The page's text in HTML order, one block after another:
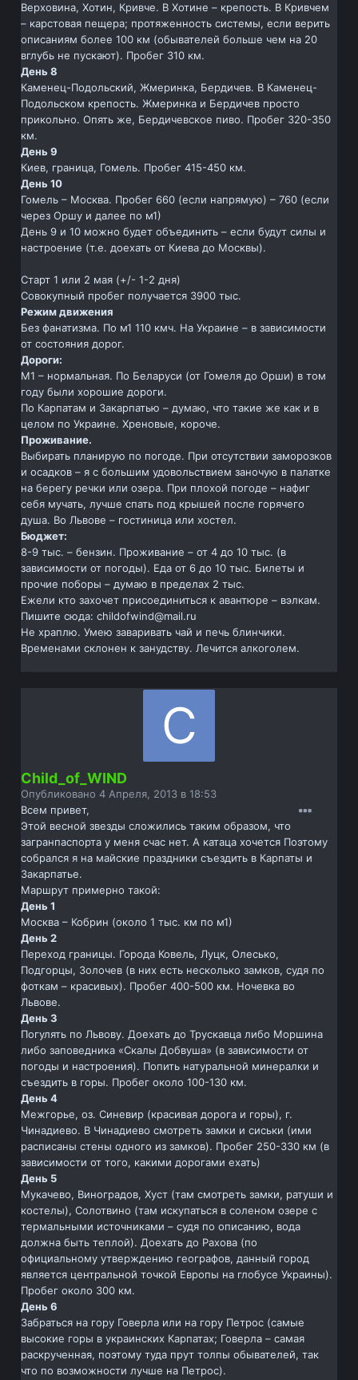
Верховина, Хотин, Кривче. В Хотине – крепость. В Кривчем
– карстовая пещера; протяженность системы, если верить
описаниям более 100 км (обывателей больше чем на 20
вглубь не пускают). Пробег 310 км.
День 8
Каменец-Подольский, Жмеринка, Бердичев. В Каменец-
Подольском крепость. Жмеринка и Бердичев просто
прикольно. Опять же, Бердичевское пиво. Пробег 320-350
км.
День 9
Киев, граница, Гомель. Пробег 415-450 км.
День 10
Гомель – Москва. Пробег 660 (если напрямую) – 760 (если
через Оршу и далее по м1)
День 9 и 10 можно будет объединить – если будут силы и
настроение (т.е. доехать от Киева до Москвы).
Старт 1 или 2 мая (+/- 1-2 дня)
Совокупный пробег получается 3900 тыс.
Режим движения
Без фанатизма. По м1 110 кмч. На Украине – в зависимости
от состояния дорог.
Дороги:
М1 – нормальная. По Беларуси (от Гомеля до Орши) в том
году были хорошие дороги.
По Карпатам и Закарпатью – думаю, что такие же как и в
целом по Украине. Хреновые, короче.
Проживание.
Выбирать планирую по погоде. При отсутствии заморозков
и осадков – я с большим удовольствием заночую в палатке
на берегу речки или озера. При плохой погоде – нафиг
себя мучать, лучше спать под крышей после горячего
душа. Во Львове – гостиница или хостел.
Бюджет:
8-9 тыс. – бензин. Проживание – от 4 до 10 тыс. (в
зависимости от погоды). Еда от 6 до 10 тыс. Билеты и
прочие поборы – думаю в пределах 2 тыс.
Ежели кто захочет присоединиться к авантюре – вэлкам.
Пишите сюда: childofwind@mail.ru
Не храплю. Умею заваривать чай и печь блинчики.
Временами склонен к занудству. Лечится алкоголем.
Child_of_WIND
Опубликовано4 Апреля, 2013 в 18:53
Всем привет,
Этой весной звезды сложились таким образом, что
загранпаспорта у меня счас нет. А катаца хочется Поэтому
собрался я на майские праздники съездить в Карпаты и
Закарпатье.
Маршрут примерно такой:
День 1
Москва – Кобрин (около 1 тыс. км по м1)
День 2
Переход границы. Города Ковель, Луцк, Олесько,
Подгорцы, Золочев (в них есть несколько замков, судя по
фоткам – красивых). Пробег 400-500 км. Ночевка во
Львове.
День 3
Погулять по Львову. Доехать до Трускавца либо Моршина
либо заповедника «Скалы Добвуша» (в зависимости от
погоды и настроения). Попить натуральной минералки и
съездить в горы. Пробег около 100-130 км.
День 4
Межгорье, оз. Синевир (красивая дорога и горы), г.
Чинадиево. В Чинадиево смотреть замки и сиськи (ими
расписаны стены одного из замков). Пробег 250-330 км (в
зависимости от того, какими дорогами ехать)
День 5
Мукачево, Виноградов, Хуст (там смотреть замки, ратуши и
костелы), Солотвино (там искупаться в соленом озере с
термальными источниками – судя по описанию, вода
должна быть теплой). Доехать до Рахова (по
официальному утверждению географов, данный город
является центральной точкой Европы на глобусе Украины).
Пробег около 300 км.
День 6
Забраться на гору Говерла или на гору Петрос (самые
высокие горы в украинских Карпатах; Говерла – самая
раскрученная, поэтому туда прут толпы обывателей, так
что по возможности лучше на Петрос).